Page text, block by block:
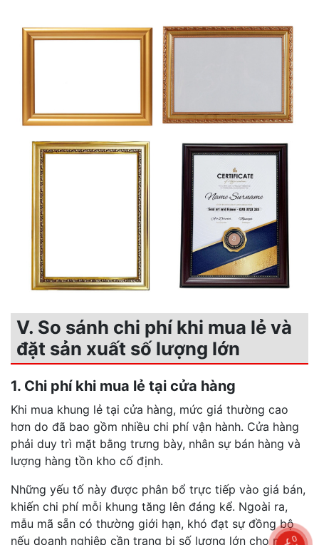
V. So sánh chi phí khi mua lẻ và
đặt sản xuất số lượng lớn
1. Chi phí khi mua lẻ tại cửa hàng
Khi mua khung lẻ tại cửa hàng, mức giá thường cao
hơn do đã bao gồm nhiều chi phí vận hành. Cửa hàng
phải duy trì mặt bằng trưng bày, nhân sự bán hàng và
lượng hàng tồn kho cố định.
Những yếu tố này được phân bổ trực tiếp vào giá bán,
khiến chi phí mỗi khung tăng lên đáng kể. Ngoài ra,
mẫu mã sẵn có thường giới hạn, khó đạt sự đồng bộ
nếu doanh nghiệp cần trang bị số lượng lớn cho nhiều
0